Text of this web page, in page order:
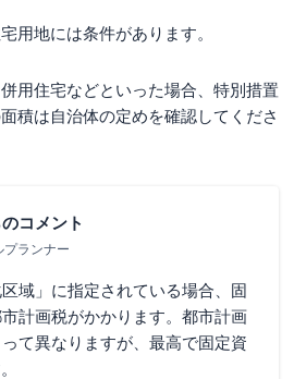
用地には条件があります。
用住宅などといった場合、特別措置
積は自治体の定めを確認してくださ
コメント
プランナー
域」に指定されている場合、固
計画税がかかります。都市計画
て異なりますが、最高で固定資